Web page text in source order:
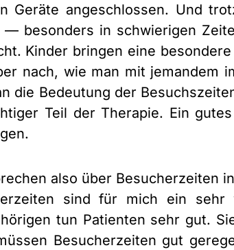
Geräte angeschlossen. Und
— besonders in schwierigen
Kinder bringen eine
nach, wie man mit jemandem
die Bedeutung der
Teil der Therapie. Ein
also über Besucherzeiten
sind für mich ein
tun Patienten sehr gut.
Besucherzeiten gut